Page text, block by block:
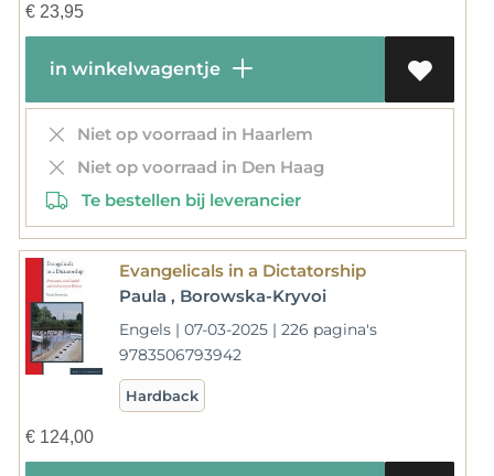
€23,95
in winkelwagentje
Niet op voorraad in Haarlem
Niet op voorraad in Den Haag
Te bestellen bij leverancier
Evangelicals in a Dictatorship
Paula , Borowska-Kryvoi
Engels | 07-03-2025 | 226 pagina's
9783506793942
Hardback
€124,00